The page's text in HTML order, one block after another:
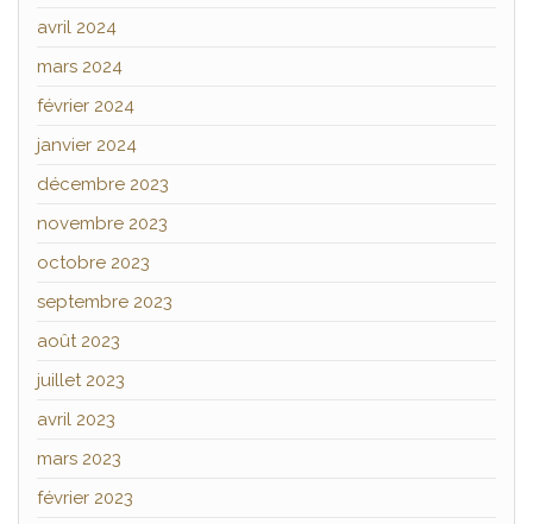
avril 2024
mars 2024
février 2024
janvier 2024
décembre 2023
novembre 2023
octobre 2023
septembre 2023
août 2023
juillet 2023
avril 2023
mars 2023
février 2023